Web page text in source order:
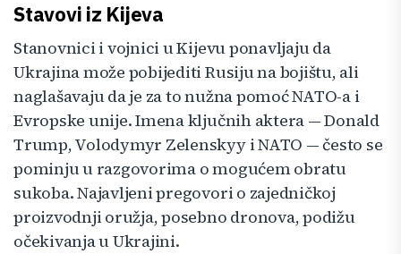
Stavovi iz Kijeva
Stanovnici i vojnici u Kijevu ponavljaju da
Ukrajina može pobijediti Rusiju na bojištu, ali
naglašavaju da je za to nužna pomoć NATO-a i
Evropske unije. Imena ključnih aktera — Donald
Trump, Volodymyr Zelenskyy i NATO — često se
pominju u razgovorima o mogućem obratu
sukoba. Najavljeni pregovori o zajedničkoj
proizvodnji oružja, posebno dronova, podižu
očekivanja u Ukrajini.